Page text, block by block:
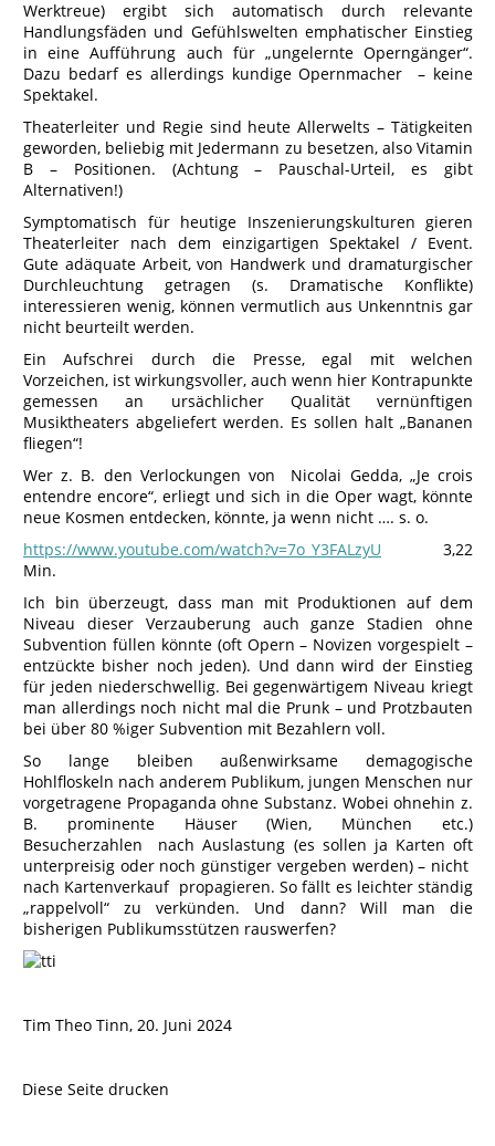
Werktreue) ergibt sich automatisch durch relevante
Handlungsfäden und Gefühlswelten emphatischer Einstieg
in eine Aufführung auch für „ungelernte Operngänger“.
Dazu bedarf es allerdings kundige Opernmacher – keine
Spektakel.
Theaterleiter und Regie sind heute Allerwelts – Tätigkeiten
geworden, beliebig mit Jedermann zu besetzen, also Vitamin
B – Positionen. (Achtung – Pauschal-Urteil, es gibt
Alternativen!)
Symptomatisch für heutige Inszenierungskulturen gieren
Theaterleiter nach dem einzigartigen Spektakel / Event.
Gute adäquate Arbeit, von Handwerk und dramaturgischer
Durchleuchtung getragen (s. Dramatische Konflikte)
interessieren wenig, können vermutlich aus Unkenntnis gar
nicht beurteilt werden.
Ein Aufschrei durch die Presse, egal mit welchen
Vorzeichen, ist wirkungsvoller, auch wenn hier Kontrapunkte
gemessen an ursächlicher Qualität vernünftigen
Musiktheaters abgeliefert werden. Es sollen halt „Bananen
fliegen“!
Wer z. B. den Verlockungen von Nicolai Gedda, „Je crois
entendre encore“, erliegt und sich in die Oper wagt, könnte
neue Kosmen entdecken, könnte, ja wenn nicht …. s. o.
https://www.youtube.com/watch?v=7o_Y3FALzyU 3,22
Min.
Ich bin überzeugt, dass man mit Produktionen auf dem
Niveau dieser Verzauberung auch ganze Stadien ohne
Subvention füllen könnte (oft Opern – Novizen vorgespielt –
entzückte bisher noch jeden). Und dann wird der Einstieg
für jeden niederschwellig. Bei gegenwärtigem Niveau kriegt
man allerdings noch nicht mal die Prunk – und Protzbauten
bei über 80 %iger Subvention mit Bezahlern voll.
So lange bleiben außenwirksame demagogische
Hohlfloskeln nach anderem Publikum, jungen Menschen nur
vorgetragene Propaganda ohne Substanz. Wobei ohnehin z.
B. prominente Häuser (Wien, München etc.)
Besucherzahlen nach Auslastung (es sollen ja Karten oft
unterpreisig oder noch günstiger vergeben werden) – nicht
nach Kartenverkauf propagieren. So fällt es leichter ständig
„rappelvoll“ zu verkünden. Und dann? Will man die
bisherigen Publikumsstützen rauswerfen?
Tim Theo Tinn, 20. Juni 2024
Diese Seite drucken